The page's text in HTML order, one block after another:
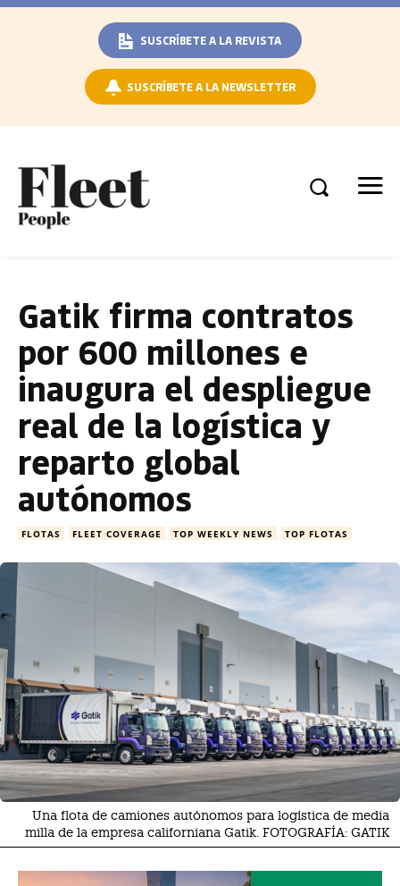
SUSCRÍBETE A LA REVISTA
SUSCRÍBETE A LA NEWSLETTER
Gatik firma contratos
por 600 millones e
inaugura el despliegue
real de la logística y
reparto global
autónomos
FLOTAS FLEET COVERAGE TOP WEEKLY NEWS TOP FLOTAS
Una flota de camiones autónomos para logística de media
milla de la empresa californiana Gatik. FOTOGRAFÍA: GATIK